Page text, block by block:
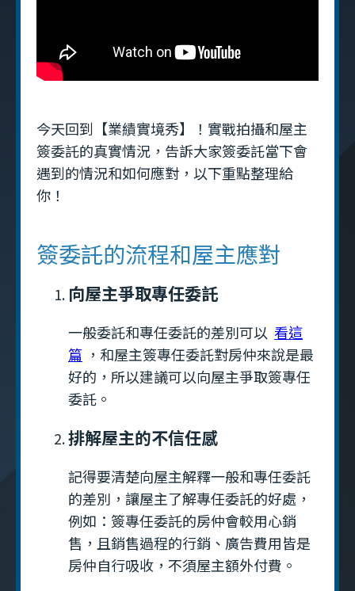
今天回到【業績實境秀】！實戰拍攝和屋主
簽委託的真實情況，告訴大家簽委託當下會
遇到的情況和如何應對，以下重點整理給
你！
簽委託的流程和屋主應對
向屋主爭取專任委託
一般委託和專任委託的差別可以 看這
篇 ，和屋主簽專任委託對房仲來說是最
好的，所以建議可以向屋主爭取簽專任
委託。
排解屋主的不信任感
記得要清楚向屋主解釋一般和專任委託
的差別，讓屋主了解專任委託的好處，
例如：簽專任委託的房仲會較用心銷
售，且銷售過程的行銷、廣告費用皆是
房仲自行吸收，不須屋主額外付費。